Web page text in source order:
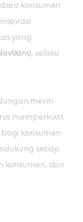
konsumen
yang
, selaku
mesin
memperkuat
konsumen
setiap
konsumen, dan